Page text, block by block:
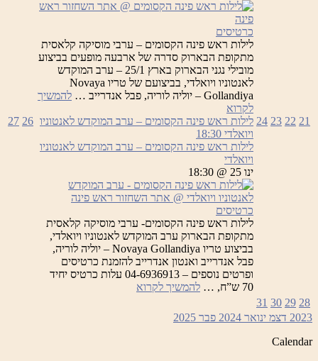
21
22
23
24
כרטיסים
לילות ראש פינה הקסומים – ערבי מוסיקה קלאסית
מתקופת הבארוק סדרה של ארבעה מופעים בביצוע
מובילי נגני הבארוק בארץ 25/1 – ערב המוקדש
לאנטוניו ויואלדי, בביצועם של טריו Novaya
Gollandiya – יוליה לוריה, פבל אנדרייב …
להמשיך
לקרוא
ראש
פינה
הקסומים
לילות ראש פינה הקסומים – ערב המוקדש לאנטוניו
ויואלדי 18:30
לילות ראש פינה הקסומים – ערב המוקדש לאנטוניו
ויואלדי
ינו 25 @ 18:30
כרטיסים
לילות ראש פינה הקסומים- ערבי מוסיקה קלאסית
מתקופת הבארוק ערב המוקדש לאנטוניו ויואלדי,
בביצוע טריו Novaya Gollandiya – יוליה לוריה,
פבל אנדרייב ואנטון אנדרייב להזמנת כרטיסים
ופרטים נוספים – 04-6936913 עלות כרטיס יחיד
70 ש”ח, …
להמשיך לקרוא
26
27
28
29
30
31
2023 דצמ ינואר 2024 פבר 2025
Calendar